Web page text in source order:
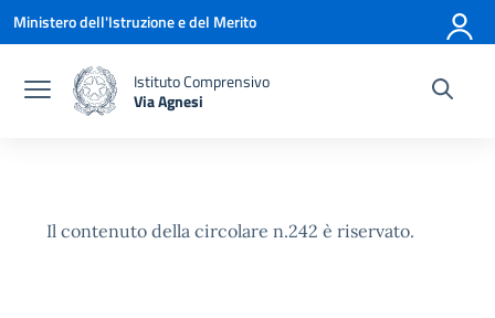
Vai ai contenuti
Vai al menu di navigazione
Vai al footer
Ministero dell'Istruzione e del Merito
Istituto Comprensivo
Via Agnesi
— Visita la pagina iniziale della scuola
Il contenuto della circolare n.242 è riservato.